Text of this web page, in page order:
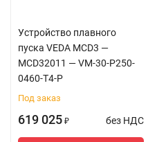
Устройство плавного
пуска VEDA MCD3 —
MCD32011 — VM-30-P250-
0460-T4-P
Под заказ
619 025 ₽ без НДС